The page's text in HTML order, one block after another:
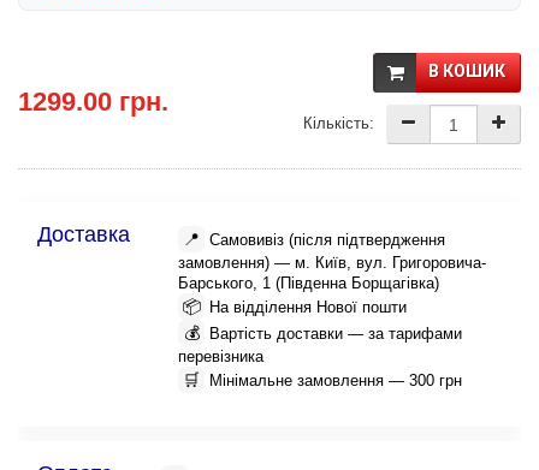
1299.00 грн.
В КОШИК
Кількість:
Доставка 📍 Самовивіз (після підтвердження
замовлення) — м. Київ, вул. Григоровича-
Барського, 1 (Південна Борщагівка)
📦 На відділення Нової пошти
💰
Вартість доставки — за тарифами
перевізника
🛒 Мінімальне замовлення — 300 грн